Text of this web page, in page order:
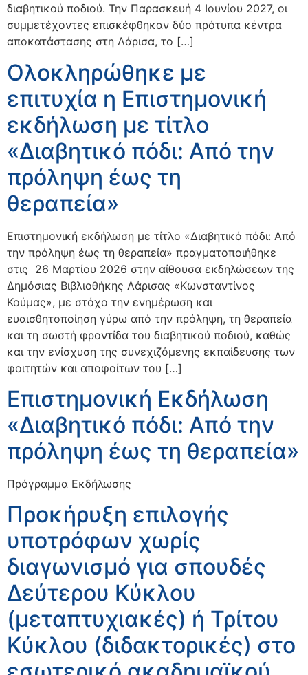
διαβητικού ποδιού. Την Παρασκευή 4 Ιουνίου 2027, οι
συμμετέχοντες επισκέφθηκαν δύο πρότυπα κέντρα
αποκατάστασης στη Λάρισα, το […]
Ολοκληρώθηκε με
επιτυχία η Επιστημονική
εκδήλωση με τίτλο
«Διαβητικό πόδι: Από την
πρόληψη έως τη
θεραπεία»
Επιστημονική εκδήλωση με τίτλο «Διαβητικό πόδι: Από
την πρόληψη έως τη θεραπεία» πραγματοποιήθηκε
στις 26 Μαρτίου 2026 στην αίθουσα εκδηλώσεων της
Δημόσιας Βιβλιοθήκης Λάρισας «Κωνσταντίνος
Κούμας», με στόχο την ενημέρωση και
ευαισθητοποίηση γύρω από την πρόληψη, τη θεραπεία
και τη σωστή φροντίδα του διαβητικού ποδιού, καθώς
και την ενίσχυση της συνεχιζόμενης εκπαίδευσης των
φοιτητών και αποφοίτων του […]
Επιστημονική Εκδήλωση
«Διαβητικό πόδι: Από την
πρόληψη έως τη θεραπεία»
Πρόγραμμα Εκδήλωσης
Προκήρυξη επιλογής
υποτρόφων χωρίς
διαγωνισμό για σπουδές
Δεύτερου Κύκλου
(μεταπτυχιακές) ή Τρίτου
Κύκλου (διδακτορικές) στο